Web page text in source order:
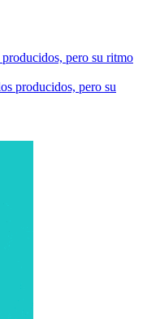
pero su ritmo